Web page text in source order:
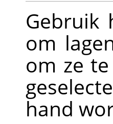
Gebruik
om
om ze
hand